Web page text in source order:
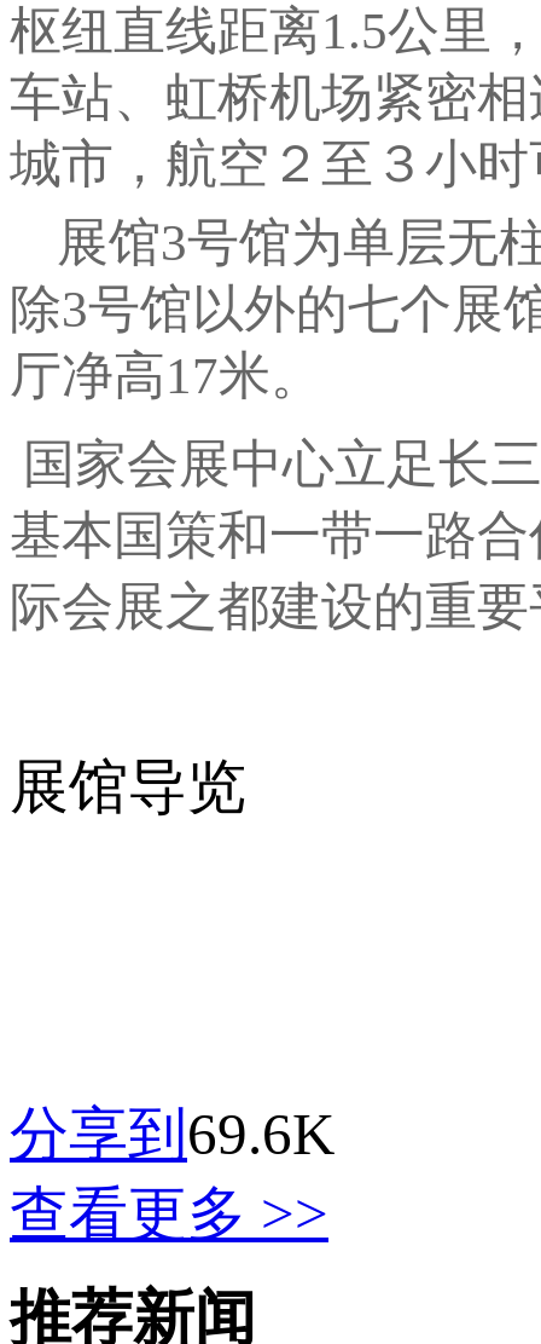
枢纽直线距离1.5公里
车站、虹桥机场紧密
城市，航空２至３小
展馆3号馆为单层无
除3号馆以外的七个展
厅净高17米。
国家会展中心立足长
基本国策和一带一路
际会展之都建设的重
展馆导览
分享到 69.6K
查看更多 >>
推荐新闻